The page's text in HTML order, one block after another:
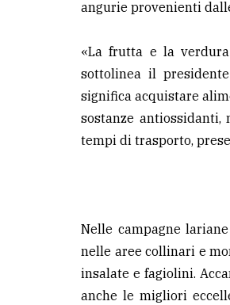
angurie provenienti
«La frutta e la
sottolinea il
significa acquistare
sostanze
tempi di trasporto,
Nelle campagne
nelle aree collinari e
insalate e fagiolini.
anche le migliori